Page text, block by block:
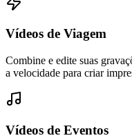
Vídeos de Viagem
Combine e edite suas
a velocidade para criar
Vídeos de Eventos